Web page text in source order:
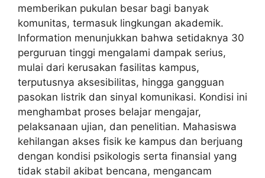
memberikan pukulan besar bagi banyak
komunitas, termasuk lingkungan akademik.
Information menunjukkan bahwa setidaknya 30
perguruan tinggi mengalami dampak serius,
mulai dari kerusakan fasilitas kampus,
terputusnya aksesibilitas, hingga gangguan
pasokan listrik dan sinyal komunikasi. Kondisi ini
menghambat proses belajar mengajar,
pelaksanaan ujian, dan penelitian. Mahasiswa
kehilangan akses fisik ke kampus dan berjuang
dengan kondisi psikologis serta finansial yang
tidak stabil akibat bencana, mengancam